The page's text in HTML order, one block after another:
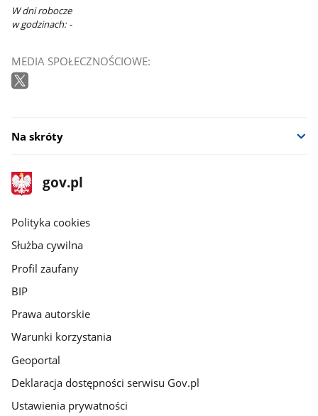
W dni robocze
w godzinach: -
MEDIA SPOŁECZNOŚCIOWE:
Na skróty
stopka
gov.pl
Strona
gov.pl
gov.pl
Polityka cookies
Służba cywilna
Profil zaufany
BIP
Prawa autorskie
Warunki korzystania
Geoportal
Deklaracja dostępności serwisu Gov.pl
Ustawienia prywatności